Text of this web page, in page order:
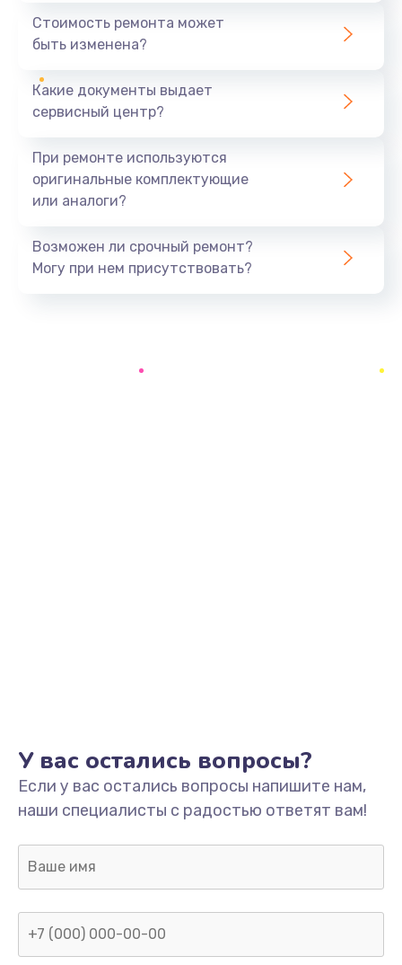
1440 руб.
Ремонт южного моста
Замена батарейки BIOS
Заказать
Замена/Pемонт карбюратора
1300 руб.
Заказать
Ремонт капиллярной трубки
400 руб.
Стоимость ремонта может
быть изменена?
Какие документы выдает
сервисный центр?
При ремонте используются
оригинальные комплектующие
или аналоги?
Возможен ли срочный ремонт?
Могу при нем присутствовать?
У вас остались вопросы?
Если у вас остались вопросы напишите нам,
наши специалисты с радостью ответят вам!